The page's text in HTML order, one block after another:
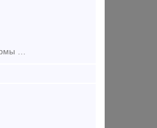
Продадим, сдадим в аренду или обменяем на зерновозы (со взаимовыгодным перерасчетом) платформы для перевозки леса модель 13-2114-07, 75 штук, год выпуска 2012г, вагоны находятся в Латвии. О